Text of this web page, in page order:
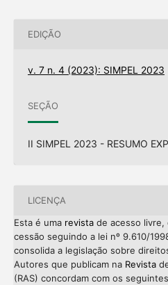
EDIÇÃO
v. 7 n. 4 (2023): SIMPEL 2023
SEÇÃO
II SIMPEL 2023 - RESUMO
LICENÇA
Esta é uma revistade acesso livre,
cessão seguindo a lei nº 9.610/
consolida a legislação sobre
Autores que publicam na Revista
(RAS) concordam com os